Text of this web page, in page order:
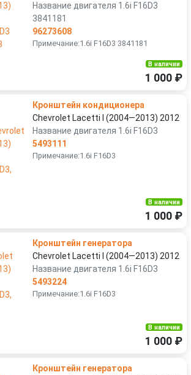
Название двигателя 1.6i F16D3
3841181
96273608
Примечание:1.6i F16D3 3841181
В наличии
1 000 ₽
Кронштейн кондиционера
Chevrolet Lacetti I (2004—2013) 2012
Название двигателя 1.6i F16D3
5493111
Примечание:1.6i F16D3
В наличии
1 000 ₽
Кронштейн генератора
Chevrolet Lacetti I (2004—2013) 2012
Название двигателя 1.6i F16D3
5493224
Примечание:1.6i F16D3
В наличии
1 000 ₽
Кронштейн генератора